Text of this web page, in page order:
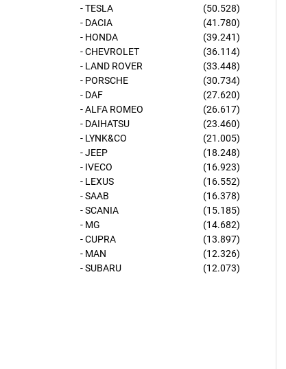
- TESLA
(50.528)
- DACIA
(41.780)
- HONDA
(39.241)
- CHEVROLET
(36.114)
- LAND ROVER
(33.448)
- PORSCHE
(30.734)
- DAF
(27.620)
- ALFA ROMEO
(26.617)
- DAIHATSU
(23.460)
- LYNK&CO
(21.005)
- JEEP
(18.248)
- IVECO
(16.923)
- LEXUS
(16.552)
- SAAB
(16.378)
- SCANIA
(15.185)
- MG
(14.682)
- CUPRA
(13.897)
- MAN
(12.326)
- SUBARU
(12.073)